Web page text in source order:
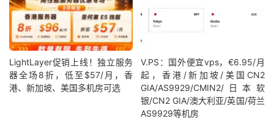
LightLayer促销上线！独立服务
器全场8折，低至$57/月，香
港、新加坡、美国多机房可选
V.PS：国外便宜vps，€6.95/月
起，香港/新加坡/美国CN2
GIA/AS9929/CMIN2/日本软
银/CN2 GIA/澳大利亚/英国/荷兰
AS9929等机房